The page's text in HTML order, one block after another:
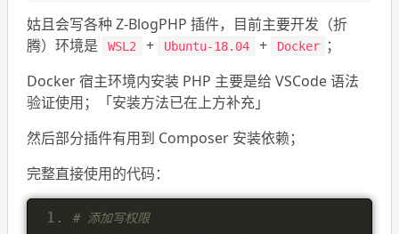
姑且会写各种 Z-BlogPHP 插件，目前主要开发（折
腾）环境是
WSL2 + Ubuntu-18.04 + Docker
；
Docker 宿主环境内安装 PHP 主要是给 VSCode 语法
验证使用；「安装方法已在上方补充」
然后部分插件有用到 Composer 安装依赖；
完整直接使用的代码：
# 添加写权限